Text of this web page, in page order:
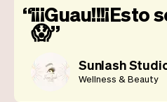
😱
Sunlash
Wellness & Beauty